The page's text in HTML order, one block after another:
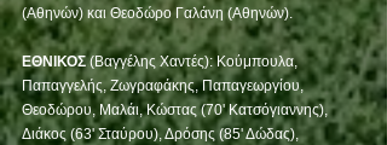
(Αθηνών) και Θεοδώρο Γαλάνη (Αθηνών).
ΕΘΝΙΚΟΣ (Βαγγέλης Χαντές): Κούμπουλα,
Παπαγγελής, Ζωγραφάκης, Παπαγεωργίου,
Θεοδώρου, Μαλάι, Κώστας (70' Κατσόγιαννης),
Διάκος (63' Σταύρου), Δρόσης (85' Δώδας),